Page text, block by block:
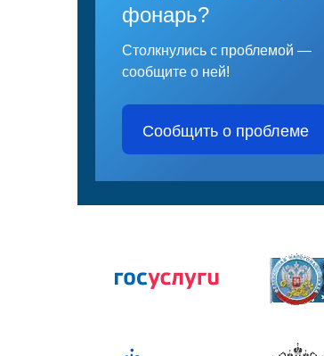
фонарь?
Столкнулись с проблемой —
сообщите о ней!
Сообщить о проблеме